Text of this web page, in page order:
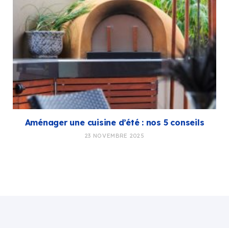
Aménager une cuisine d’été : nos 5 conseils
23 NOVEMBRE 2025